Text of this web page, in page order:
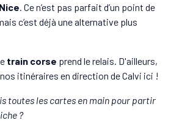
. Ce n’est pas parfait d’un point de
c’est déjà une alternative plus
train corse prend le relais. D'ailleurs,
itinéraires en direction de Calvi ici !
toutes les cartes en main pour partir
?